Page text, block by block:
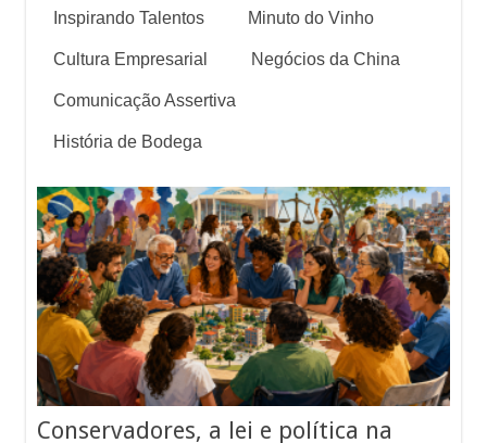
Inspirando Talentos Minuto do Vinho
Cultura Empresarial Negócios da China
Comunicação Assertiva
História de Bodega
Conservadores, a lei e política na